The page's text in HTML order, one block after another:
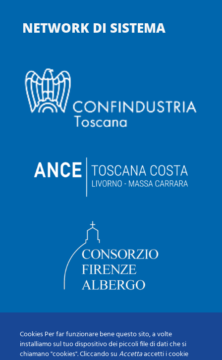
NETWORK DI SISTEMA
Cookies Per far funzionare bene questo sito, a volte
installiamo sul tuo dispositivo dei piccoli file di dati che si
chiamano "cookies". Cliccando suAccettaaccetti i cookie